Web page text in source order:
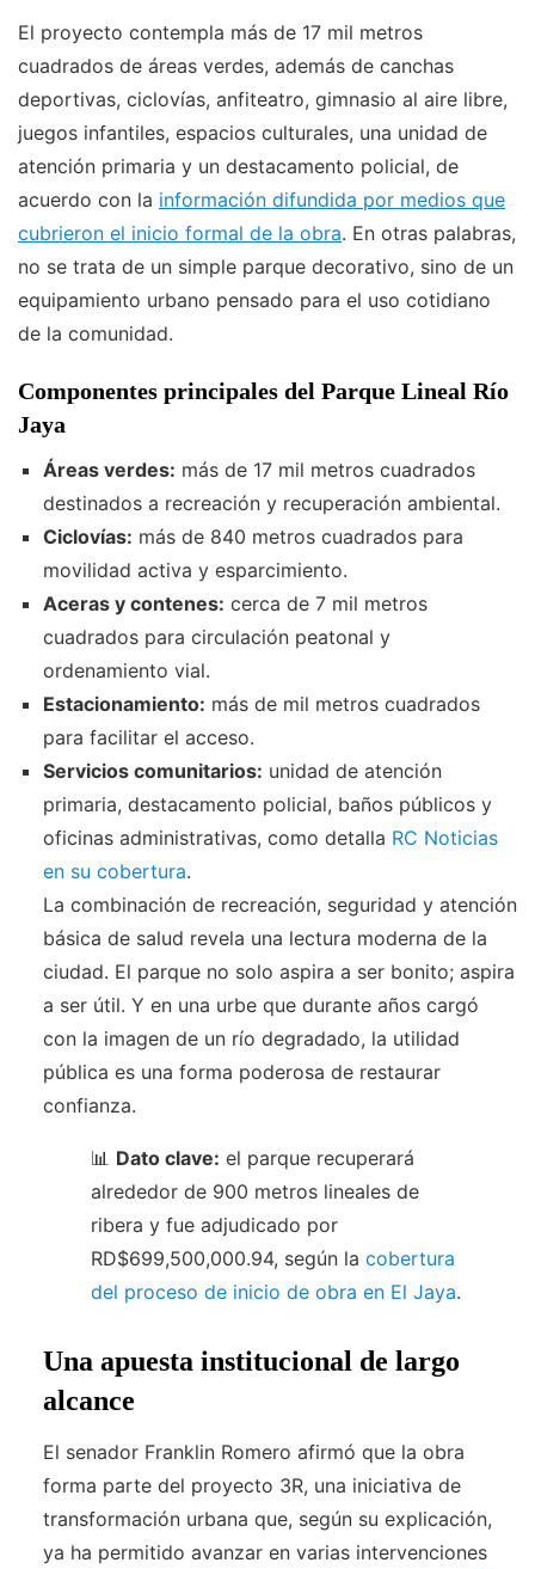
El proyecto contempla más de 17 mil metros
cuadrados de áreas verdes, además de canchas
deportivas, ciclovías, anfiteatro, gimnasio al aire libre,
juegos infantiles, espacios culturales, una unidad de
atención primaria y un destacamento policial, de
acuerdo con la información difundida por medios que
cubrieron el inicio formal de la obra. En otras palabras,
no se trata de un simple parque decorativo, sino de un
equipamiento urbano pensado para el uso cotidiano
de la comunidad.
Componentes principales del Parque Lineal Río
Jaya
Áreas verdes: más de 17 mil metros cuadrados
destinados a recreación y recuperación ambiental.
Ciclovías: más de 840 metros cuadrados para
movilidad activa y esparcimiento.
Aceras y contenes: cerca de 7 mil metros
cuadrados para circulación peatonal y
ordenamiento vial.
Estacionamiento: más de mil metros cuadrados
para facilitar el acceso.
Servicios comunitarios: unidad de atención
primaria, destacamento policial, baños públicos y
oficinas administrativas, como detalla RC Noticias
en su cobertura.
La combinación de recreación, seguridad y atención
básica de salud revela una lectura moderna de la
ciudad. El parque no solo aspira a ser bonito; aspira
a ser útil. Y en una urbe que durante años cargó
con la imagen de un río degradado, la utilidad
pública es una forma poderosa de restaurar
confianza.
📊 Dato clave: el parque recuperará
alrededor de 900 metros lineales de
ribera y fue adjudicado por
RD$699,500,000.94, según la cobertura
del proceso de inicio de obra en El Jaya.
Una apuesta institucional de largo
alcance
El senador Franklin Romero afirmó que la obra
forma parte del proyecto 3R, una iniciativa de
transformación urbana que, según su explicación,
ya ha permitido avanzar en varias intervenciones